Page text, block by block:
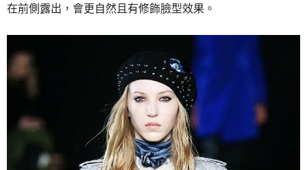
在前側露出，會更自然且有修飾臉型效果。